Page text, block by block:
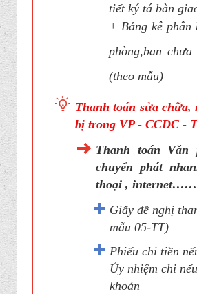
tiết ký tá bàn
+ Bảng kê
phòng,ban
(theo mẫu)
Thanh toán sửa chữa,
bị trong VP - CCDC -
Thanh toán Văn
chuyển phát
thoại ,
Giấy đề nghị
mẫu 05-TT)
Phiếu chi tiền
Ủy nhiệm chi
khoản